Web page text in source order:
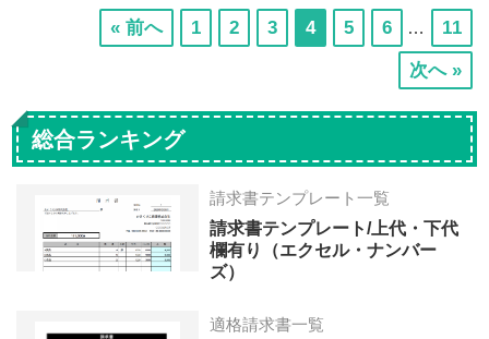
« 前へ
次
ー
へ
1
次
ー
へ
2
次
ー
へ
3
次
ー
へ
4
次
ー
へ
5
次
の
ペ
ー
へ
6
Interim
pages
omitted
…
次
の
ペ
ー
へ
11
次へ »
総合ランキング
請求書テンプレート一覧
請求書テンプレート/上代・下代
欄有り（エクセル・ナンバー
ズ）
適格請求書一覧